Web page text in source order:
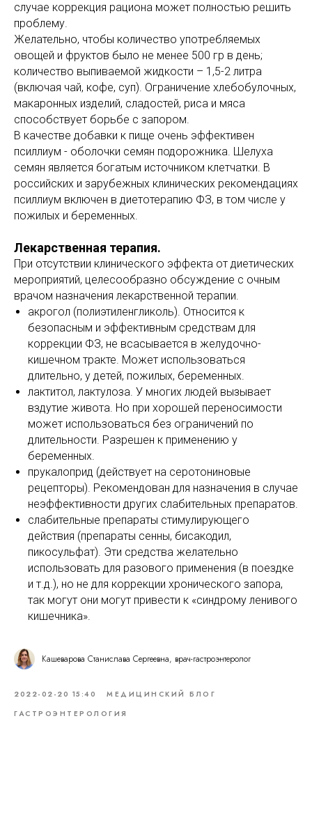
случае коррекция рациона может полностью решить
проблему.
Желательно, чтобы количество употребляемых
овощей и фруктов было не менее 500 гр в день;
количество выпиваемой жидкости – 1,5-2 литра
(включая чай, кофе, суп). Ограничение хлебобулочных,
макаронных изделий, сладостей, риса и мяса
способствует борьбе с запором.
В качестве добавки к пище очень эффективен
псиллиум - оболочки семян подорожника. Шелуха
семян является богатым источником клетчатки. В
российских и зарубежных клинических рекомендациях
псиллиум включен в диетотерапию ФЗ, в том числе у
пожилых и беременных.
Лекарственная терапия.
При отсутствии клинического эффекта от диетических
мероприятий, целесообразно обсуждение с очным
врачом назначения лекарственной терапии.
акрогол (полиэтиленгликоль). Относится к
безопасным и эффективным средствам для
коррекции ФЗ, не всасывается в желудочно-
кишечном тракте. Может использоваться
длительно, у детей, пожилых, беременных.
лактитол, лактулоза. У многих людей вызывает
вздутие живота. Но при хорошей переносимости
может использоваться без ограничений по
длительности. Разрешен к применению у
беременных.
прукалоприд (действует на серотониновые
рецепторы). Рекомендован для назначения в случае
неэффективности других слабительных препаратов.
слабительные препараты стимулирующего
действия (препараты сенны, бисакодил,
пикосульфат). Эти средства желательно
использовать для разового применения (в поездке
и т.д.), но не для коррекции хронического запора,
так могут они могут привести к «синдрому ленивого
кишечника».
Кашеварова Станислава Сергеевна, врач-гастроэнтеролог
2022-02-20 15:40
МЕДИЦИНСКИЙ БЛОГ
ГАСТРОЭНТЕРОЛОГИЯ